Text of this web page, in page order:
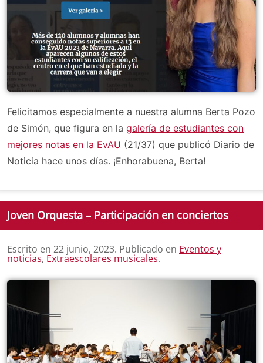
Felicitamos especialmente a nuestra alumna Berta Pozo
de Simón, que figura en la galería de estudiantes con
mejores notas en la EvAU (21/37) que publicó Diario de
Noticia hace unos días. ¡Enhorabuena, Berta!
Joven Orquesta – Participación en conciertos
Escrito en 22 junio, 2023. Publicado en Eventos y
noticias, Extraescolares musicales.